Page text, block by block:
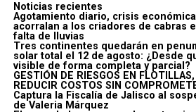
Noticias recientes
Agotamiento diario, crisis
acorralan a los criadores de cabras
falta de lluvias
Tres continentes quedarán en
solar total el 12 de agosto: ¿Desde
visible de forma completa y parcial?
GESTIÓN DE RIESGOS EN
REDUCIR COSTOS SIN
Captura la Fiscalía de Jalisco al
de Valeria Márquez